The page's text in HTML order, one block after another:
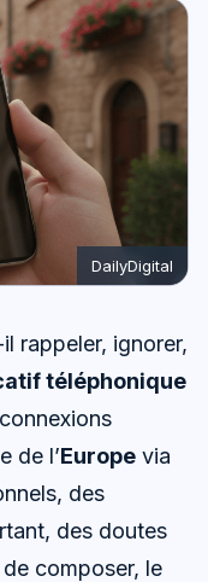
DailyDigital
rappeler, ignorer,
téléphonique
de l’Europe via
des
des doutes
composer, le